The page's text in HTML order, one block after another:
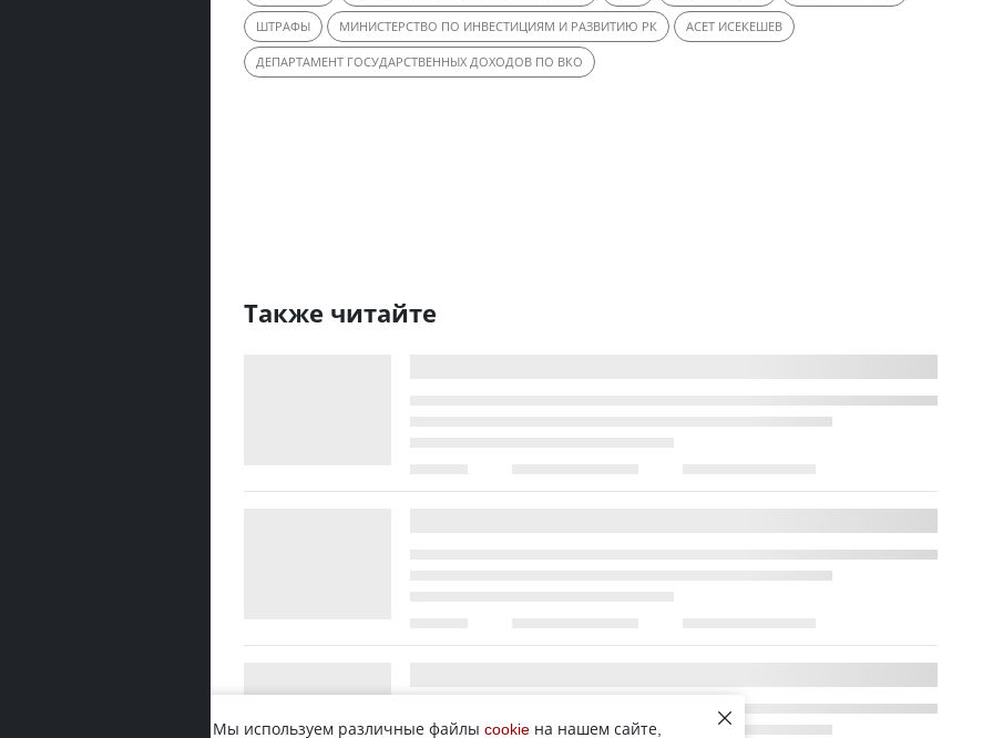
ШТРАФЫ МИНИСТЕРСТВО ПО ИНВЕСТИЦИЯМ И РАЗВИТИЮ РК АСЕТ ИСЕКЕШЕВ
ДЕПАРТАМЕНТ ГОСУДАРСТВЕННЫХ ДОХОДОВ ПО ВКО
Также читайте
Мы используем различные файлы cookie на нашем сайте,